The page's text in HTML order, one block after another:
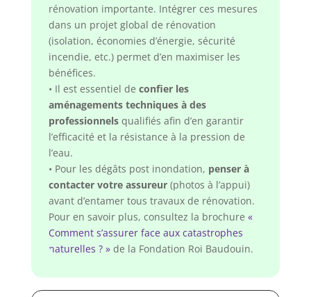
rénovation importante. Intégrer ces mesures
dans un projet global de rénovation
(isolation, économies d’énergie, sécurité
incendie, etc.) permet d’en maximiser les
bénéfices.
• Il est essentiel de confier les
aménagements techniques à des
professionnelsqualifiés afin d’en garantir
l’efficacité et la résistance à la pression de
l’eau.
• Pour les dégâts post inondation, penser à
contacter votre assureur(photos à l’appui)
avant d’entamer tous travaux de rénovation.
Pour en savoir plus, consultez la brochure «
Comment s’assurer face aux catastrophes
naturelles ? »de la Fondation Roi Baudouin.